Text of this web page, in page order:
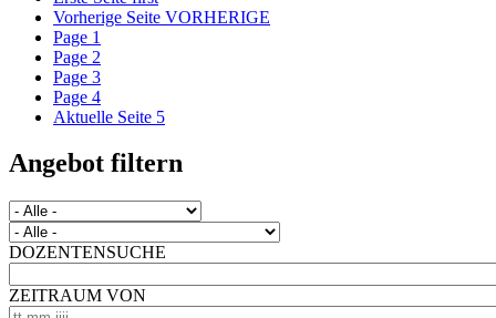
Vorherige Seite VORHERIGE
Page 1
Page 2
Page 3
Page 4
Aktuelle Seite 5
Angebot filtern
DOZENTENSUCHE
ZEITRAUM VON